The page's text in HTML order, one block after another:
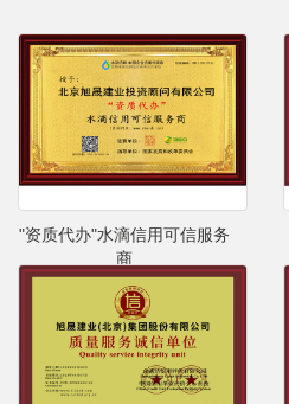
"资质代办"水滴信用可信服务
商